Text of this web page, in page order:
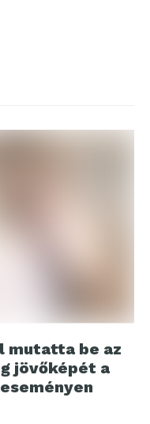
mutatta be az
jövőképét a